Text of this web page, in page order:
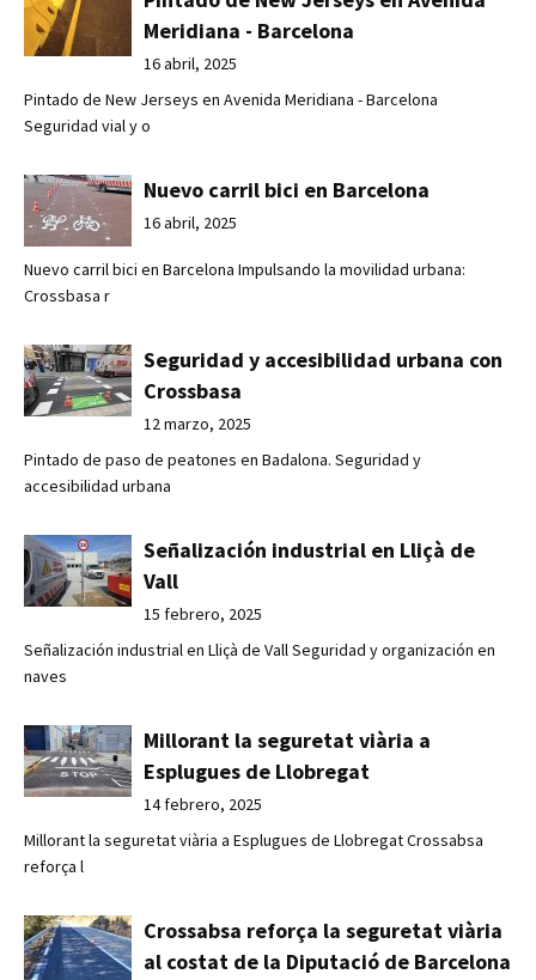
Meridiana - Barcelona
16 abril, 2025
Pintado de New Jerseys en Avenida Meridiana - Barcelona
Seguridad vial y o
Nuevo carril bici en Barcelona
16 abril, 2025
Nuevo carril bici en Barcelona Impulsando la movilidad urbana:
Crossbasa r
Seguridad y accesibilidad urbana con
Crossbasa
12 marzo, 2025
Pintado de paso de peatones en Badalona. Seguridad y
accesibilidad urbana
Señalización industrial en Lliçà de
Vall
15 febrero, 2025
Señalización industrial en Lliçà de Vall Seguridad y organización en
naves
Millorant la seguretat viària a
Esplugues de Llobregat
14 febrero, 2025
Millorant la seguretat viària a Esplugues de Llobregat Crossabsa
reforça l
Crossabsa reforça la seguretat viària
al costat de la Diputació de Barcelona